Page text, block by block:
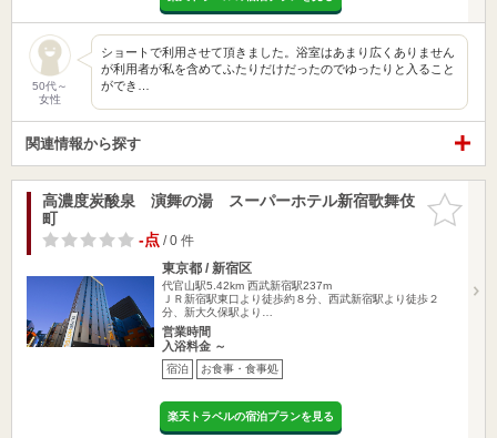
50代～
女性
ショートで利用させて頂きました。浴室はあまり広くありません
が利用者が私を含めてふたりだけだったのでゆったりと入ること
ができ…
関連情報から探す
お気に入
りに追加
高濃度炭酸泉 演舞の湯 スーパーホテル新宿歌舞伎
町
-点/ 0 件
東京都 / 新宿区
代官山駅5.42km 西武新宿駅237m
ＪＲ新宿駅東口より徒歩約８分、西武新宿駅より徒歩２
分、新大久保駅より…
営業時間
入浴料金 ～
宿泊 お食事・食事処
楽天トラベルの宿泊プランを見る